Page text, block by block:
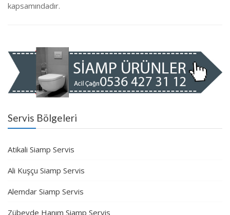
kapsamındadır.
Servis Bölgeleri
Atikali Siamp Servis
Ali Kuşçu Siamp Servis
Alemdar Siamp Servis
Zübeyde Hanım Siamp Servis